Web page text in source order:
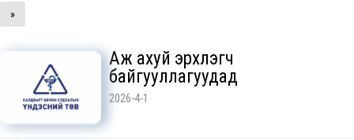
»
Аж ахуй эрхлэгч
байгууллагуудад
2026-4-1